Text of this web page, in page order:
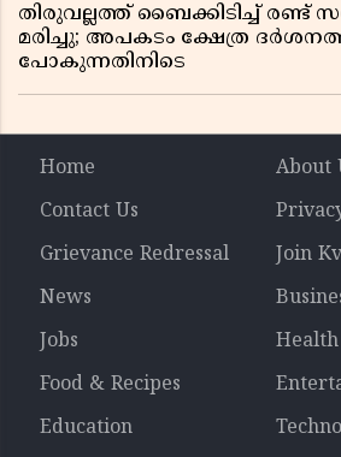
തിരുവല്ലത്ത് ബൈക്കിടിച്ച് രണ്ട്
മരിച്ചു; അപകടം ക്ഷേത്ര
പോകുന്നതിനിടെ
Home
About
Contact Us
Grievance Redressal
Join
News
Jobs
Health
Food & Recipes
Education